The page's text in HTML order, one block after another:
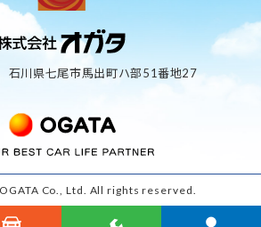
川県七尾市馬出町ハ部51番地27
Co., Ltd. All rights reserved.